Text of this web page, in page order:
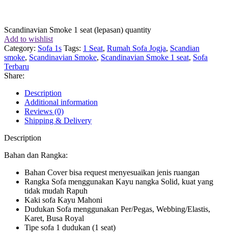
Scandinavian Smoke 1 seat (lepasan) quantity
Add to wishlist
Category: Sofa 1s Tags: 1 Seat, Rumah Sofa Jogja, Scandian
smoke, Scandinavian Smoke, Scandinavian Smoke 1 seat, Sofa
Terbaru
Share:
Description
Additional information
Reviews (0)
Shipping & Delivery
Description
Bahan dan Rangka:
Bahan Cover bisa request menyesuaikan jenis ruangan
Rangka Sofa menggunakan Kayu nangka Solid, kuat yang
tidak mudah Rapuh
Kaki sofa Kayu Mahoni
Dudukan Sofa menggunakan Per/Pegas, Webbing/Elastis,
Karet, Busa Royal
Tipe sofa 1 dudukan (1 seat)